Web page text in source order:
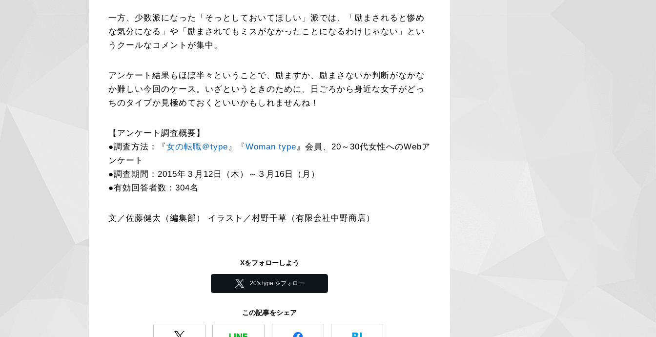
一方、少数派になった「そっとしておいてほしい」派では、「励まされると惨め
な気分になる」や「励まされてもミスがなかったことになるわけじゃない」とい
うクールなコメントが集中。
アンケート結果もほぼ半々ということで、励ますか、励まさないか判断がなかな
か難しい今回のケース。いざというときのために、日ごろから身近な女子がどっ
ちのタイプか見極めておくといいかもしれませんね！
【アンケート調査概要】
●調査方法：『女の転職＠type』『Woman type』会員、20～30代女性へのWebア
ンケート
●調査期間：2015年３月12日（木）～３月16日（月）
●有効回答者数：304名
文／佐藤健太（編集部） イラスト／村野千草（有限会社中野商店）
Xをフォローしよう
20's type をフォロー
この記事をシェア